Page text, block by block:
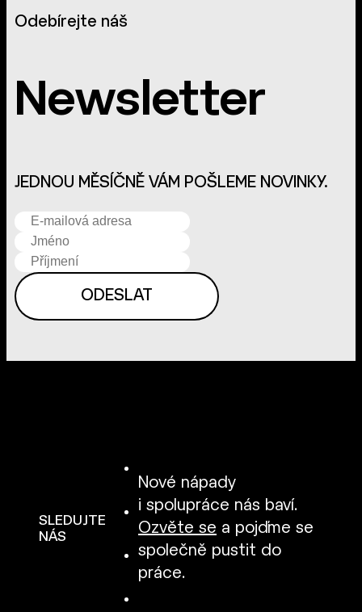
Odebírejte náš
Newsletter
JEDNOU MĚSÍČNĚ VÁM POŠLEME NOVINKY.
SLEDUJTE
NÁS
Nové nápady
i spolupráce nás baví.
Ozvěte se a pojďme se
společně pustit do
práce.